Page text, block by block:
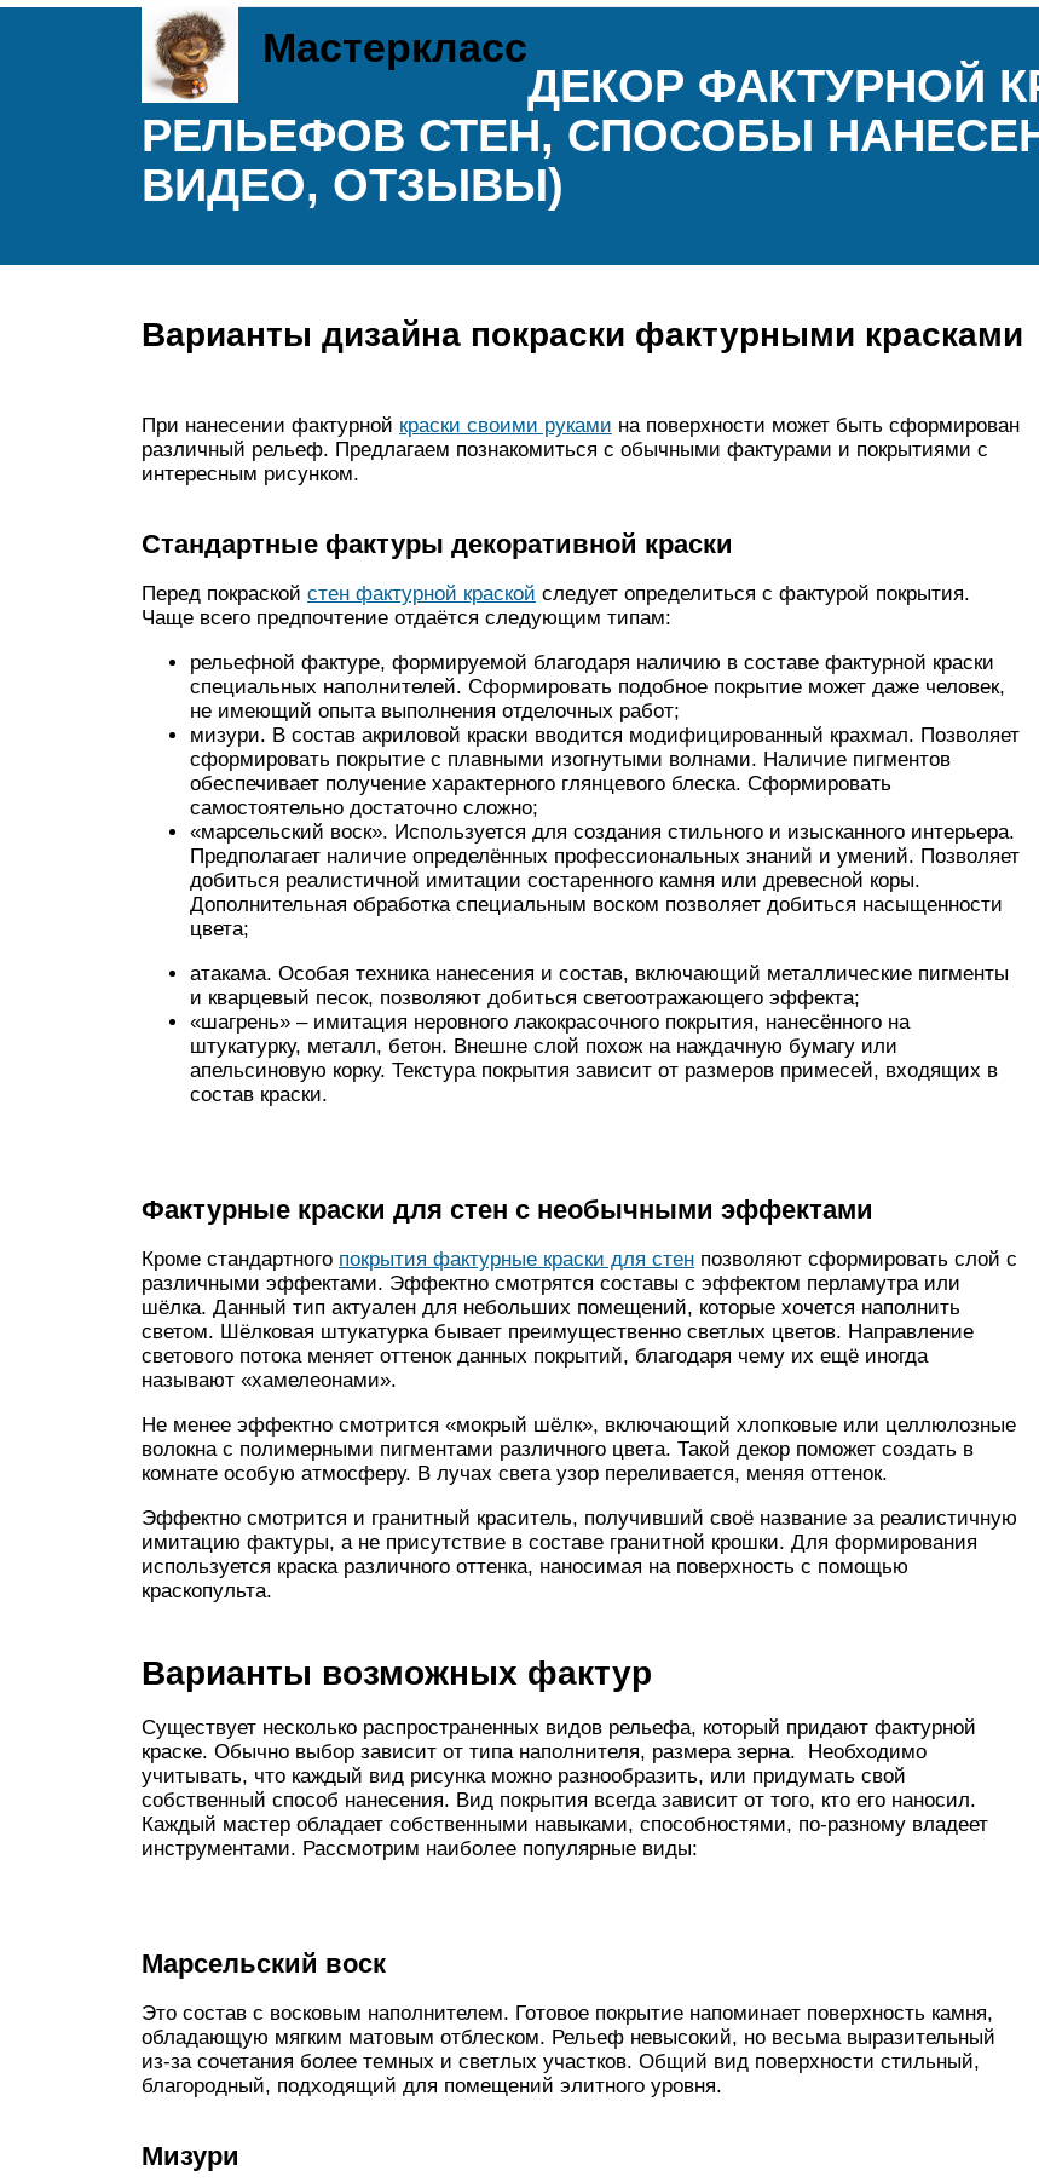
Мастеркласс
ДЕКОР ФАКТУРНОЙ
РЕЛЬЕФОВ СТЕН, СПОСОБЫ
ВИДЕО, ОТЗЫВЫ)
Варианты дизайна покраски фактурными красками
При нанесении фактурной краски своими руками на поверхности может быть сформирован
различный рельеф. Предлагаем познакомиться с обычными фактурами и покрытиями с
интересным рисунком.
Стандартные фактуры декоративной краски
Перед покраской стен фактурной краской следует определиться с фактурой покрытия.
Чаще всего предпочтение отдаётся следующим типам:
рельефной фактуре, формируемой благодаря наличию в составе фактурной краски
специальных наполнителей. Сформировать подобное покрытие может даже человек,
не имеющий опыта выполнения отделочных работ;
мизури. В состав акриловой краски вводится модифицированный крахмал. Позволяет
сформировать покрытие с плавными изогнутыми волнами. Наличие пигментов
обеспечивает получение характерного глянцевого блеска. Сформировать
самостоятельно достаточно сложно;
«марсельский воск». Используется для создания стильного и изысканного интерьера.
Предполагает наличие определённых профессиональных знаний и умений. Позволяет
добиться реалистичной имитации состаренного камня или древесной коры.
Дополнительная обработка специальным воском позволяет добиться насыщенности
цвета;
атакама. Особая техника нанесения и состав, включающий металлические пигменты
и кварцевый песок, позволяют добиться светоотражающего эффекта;
«шагрень» – имитация неровного лакокрасочного покрытия, нанесённого на
штукатурку, металл, бетон. Внешне слой похож на наждачную бумагу или
апельсиновую корку. Текстура покрытия зависит от размеров примесей, входящих в
состав краски.
Фактурные краски для стен с необычными эффектами
Кроме стандартного покрытия фактурные краски для стен позволяют сформировать слой с
различными эффектами. Эффектно смотрятся составы с эффектом перламутра или
шёлка. Данный тип актуален для небольших помещений, которые хочется наполнить
светом. Шёлковая штукатурка бывает преимущественно светлых цветов. Направление
светового потока меняет оттенок данных покрытий, благодаря чему их ещё иногда
называют «хамелеонами».
Не менее эффектно смотрится «мокрый шёлк», включающий хлопковые или целлюлозные
волокна с полимерными пигментами различного цвета. Такой декор поможет создать в
комнате особую атмосферу. В лучах света узор переливается, меняя оттенок.
Эффектно смотрится и гранитный краситель, получивший своё название за реалистичную
имитацию фактуры, а не присутствие в составе гранитной крошки. Для формирования
используется краска различного оттенка, наносимая на поверхность с помощью
краскопульта.
Варианты возможных фактур
Существует несколько распространенных видов рельефа, который придают фактурной
краске. Обычно выбор зависит от типа наполнителя, размера зерна. Необходимо
учитывать, что каждый вид рисунка можно разнообразить, или придумать свой
собственный способ нанесения. Вид покрытия всегда зависит от того, кто его наносил.
Каждый мастер обладает собственными навыками, способностями, по-разному владеет
инструментами. Рассмотрим наиболее популярные виды:
Марсельский воск
Это состав с восковым наполнителем. Готовое покрытие напоминает поверхность камня,
обладающую мягким матовым отблеском. Рельеф невысокий, но весьма выразительный
из-за сочетания более темных и светлых участков. Общий вид поверхности стильный,
благородный, подходящий для помещений элитного уровня.
Мизури